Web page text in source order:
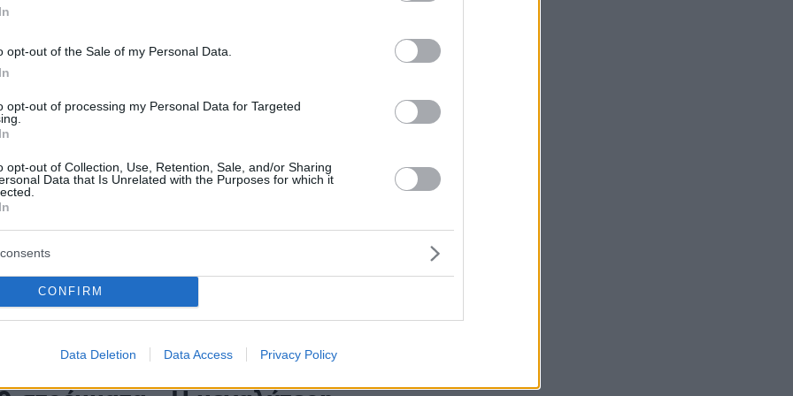
opt-out of the Sale of my Personal Data.
opt-out of processing my Personal Data for Targeted
opt-out of Collection, Use, Retention, Sale, and/or Sharing
Data that Is Unrelated with the Purposes for which it
CONFIRM
Data Deletion Data Access Privacy Policy
Αυτή είναι η καταστροφή
φωτιές στην Αρχαία Ολυμπία
χάρτη του ευρωπαϊκού μηχανισμού
- Κοπέρνικος: Ο χάρτης με τις
στην Τολοφώνα
από τη φωτιά στην Τολοφώνα Φωκίδας
1
- Κοπέρνικος: Ίσως έχουν καεί